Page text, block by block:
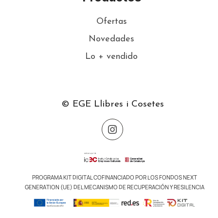
Ofertas
Novedades
Lo + vendido
© EGE Llibres i Cosetes
PROGRAMA KIT DIGITAL COFINANCIADO POR LOS FONDOS NEXT
GENERATION (UE) DEL MECANISMO DE RECUPERACIÓN Y RESILENCIA